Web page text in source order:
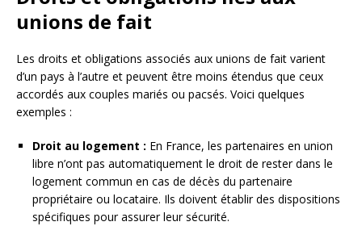
unions de fait
Les droits et obligations associés aux unions de fait varient
d’un pays à l’autre et peuvent être moins étendus que ceux
accordés aux couples mariés ou pacsés. Voici quelques
exemples :
Droit au logement : En France, les partenaires en union
libre n’ont pas automatiquement le droit de rester dans le
logement commun en cas de décès du partenaire
propriétaire ou locataire. Ils doivent établir des dispositions
spécifiques pour assurer leur sécurité.